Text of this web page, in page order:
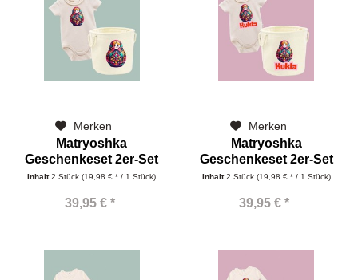
Merken
Matryoshka
Geschenkeset 2er-Set
mit Korb und...
Inhalt2 Stück(19,98 € * / 1 Stück)
39,95 € *
Merken
Matryoshka
Geschenkeset 2er-Set
mit Korb und...
Inhalt2 Stück (19,98 € * / 1 Stück)
39,95 € *